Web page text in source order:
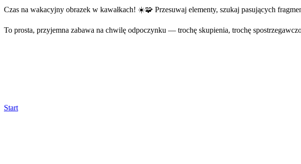
Czas na wakacyjny obrazek w kawałkach! ☀️🧩 Przesuwaj elementy, szukaj pasujących
To prosta, przyjemna zabawa na chwilę odpoczynku — trochę skupienia, trochę
Start